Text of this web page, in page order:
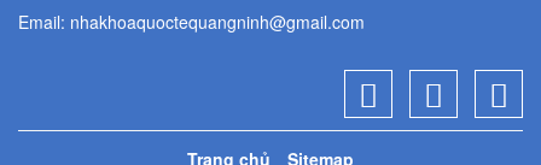
Email: nhakhoaquoctequangninh@gmail.com
Trang chủ
Sitemap